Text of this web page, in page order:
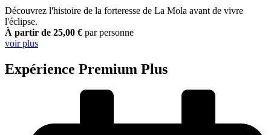
Découvrez l'histoire de la forteresse de La Mola avant de vivre
l'éclipse.
À partir de 25,00 € par personne
voir plus
Expérience Premium Plus